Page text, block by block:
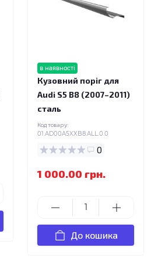
в наявності
Кузовний поріг для
Audi S5 B8 (2007–2011)
сталь
Код товару:
01.AD00A5XXB8.ALL.0.0
0
1 000.00 грн.
До кошика